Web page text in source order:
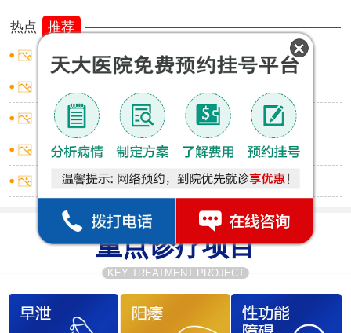
热点
推荐
龟头炎会流脓吗
怎么去除包皮垢
龟头炎会不会流脓
怎么确认包皮过长
龟头炎什么表现
重点诊疗项目
KEY TREATMENT PROJECT